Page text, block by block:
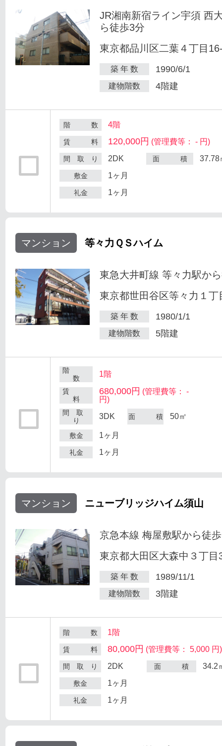
JR湘南新宿ライン宇須 西
ら徒歩3分
東京都品川区二葉４丁目
築 年 数 1990/6/1
建物階数 4階建
階 数 4階
賃 料 120,000円 (管理費等： - 円)
間 取 り 2DK 面 積 37.78
敷金 1ヶ月
礼金 1ヶ月
マンション 等々力ＱＳハイム
東急大井町線 等々力駅か
東京都世田谷区等々力１丁
築 年 数 1980/1/1
建物階数 5階建
階
数
1階
賃
料
680,000円 (管理費等： -
円)
間 取
り
3DK 面 積 50㎡
敷金 1ヶ月
礼金 1ヶ月
マンション ニューブリッジハイム須山
京急本線 梅屋敷駅から徒
東京都大田区大森中３丁目
築 年 数 1989/11/1
建物階数 3階建
階 数 1階
賃 料 80,000円 (管理費等： 5,000 円)
間 取 り 2DK 面 積 34.2
敷金 1ヶ月
礼金 1ヶ月